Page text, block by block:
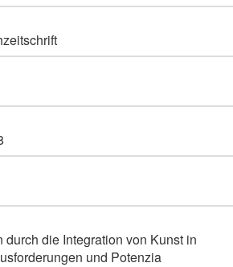
durch die Integration von Kunst in
und Potenzia